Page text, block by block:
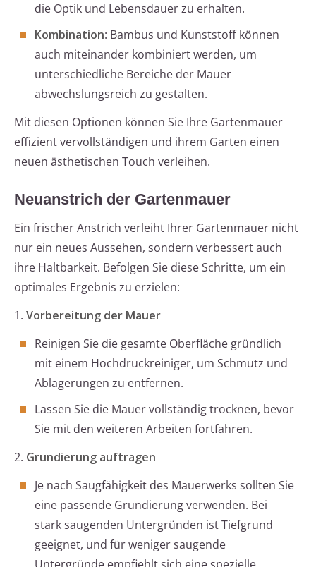
die Optik und Lebensdauer zu erhalten.
Kombination: Bambus und Kunststoff können
auch miteinander kombiniert werden, um
unterschiedliche Bereiche der Mauer
abwechslungsreich zu gestalten.
Mit diesen Optionen können Sie Ihre Gartenmauer
effizient vervollständigen und ihrem Garten einen
neuen ästhetischen Touch verleihen.
Neuanstrich der Gartenmauer
Ein frischer Anstrich verleiht Ihrer Gartenmauer nicht
nur ein neues Aussehen, sondern verbessert auch
ihre Haltbarkeit. Befolgen Sie diese Schritte, um ein
optimales Ergebnis zu erzielen:
1. Vorbereitung der Mauer
Reinigen Sie die gesamte Oberfläche gründlich
mit einem Hochdruckreiniger, um Schmutz und
Ablagerungen zu entfernen.
Lassen Sie die Mauer vollständig trocknen, bevor
Sie mit den weiteren Arbeiten fortfahren.
2. Grundierung auftragen
Je nach Saugfähigkeit des Mauerwerks sollten Sie
eine passende Grundierung verwenden. Bei
stark saugenden Untergründen ist Tiefgrund
geeignet, und für weniger saugende